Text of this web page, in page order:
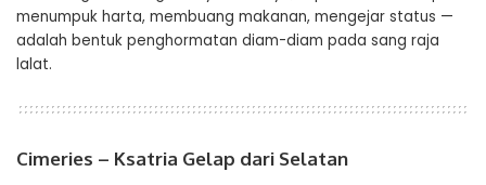
menumpuk harta, membuang makanan, mengejar status —
adalah bentuk penghormatan diam-diam pada sang raja
lalat.
Cimeries – Ksatria Gelap dari Selatan